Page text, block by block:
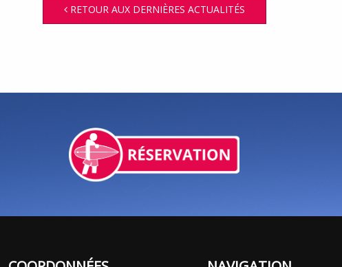
RETOUR AUX DERNIÈRES ACTUALITÉS